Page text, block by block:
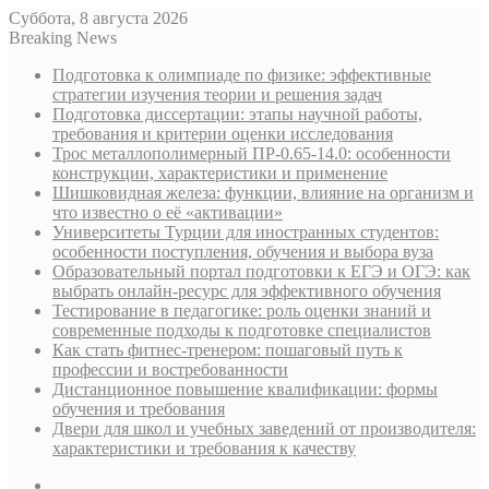
Суббота, 8 августа 2026
Breaking News
Подготовка к олимпиаде по физике: эффективные
стратегии изучения теории и решения задач
Подготовка диссертации: этапы научной работы,
требования и критерии оценки исследования
Трос металлополимерный ПР-0.65-14.0: особенности
конструкции, характеристики и применение
Шишковидная железа: функции, влияние на организм и
что известно о её «активации»
Университеты Турции для иностранных студентов:
особенности поступления, обучения и выбора вуза
Образовательный портал подготовки к ЕГЭ и ОГЭ: как
выбрать онлайн-ресурс для эффективного обучения
Тестирование в педагогике: роль оценки знаний и
современные подходы к подготовке специалистов
Как стать фитнес-тренером: пошаговый путь к
профессии и востребованности
Дистанционное повышение квалификации: формы
обучения и требования
Двери для школ и учебных заведений от производителя:
характеристики и требования к качеству